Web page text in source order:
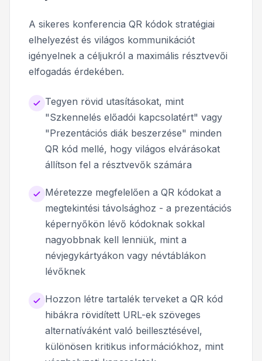
A sikeres konferencia QR kódok stratégiai
elhelyezést és világos kommunikációt
igényelnek a céljukról a maximális résztvevői
elfogadás érdekében.
Tegyen rövid utasításokat, mint
"Szkennelés előadói kapcsolatért" vagy
"Prezentációs diák beszerzése" minden
QR kód mellé, hogy világos elvárásokat
állítson fel a résztvevők számára
Méretezze megfelelően a QR kódokat a
megtekintési távolsághoz - a prezentációs
képernyőkön lévő kódoknak sokkal
nagyobbnak kell lenniük, mint a
névjegykártyákon vagy névtáblákon
lévőknek
Hozzon létre tartalék terveket a QR kód
hibákra rövidített URL-ek szöveges
alternatíváként való beillesztésével,
különösen kritikus információkhoz, mint